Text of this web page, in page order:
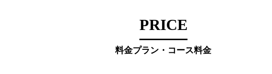
PRICE
料金プラン・コース料金